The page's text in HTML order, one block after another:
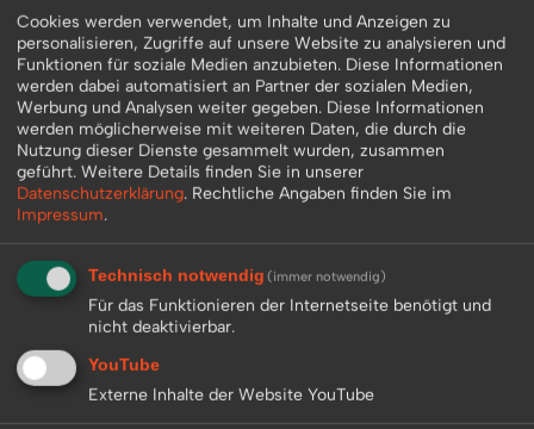
Cookies werden verwendet, um Inhalte und Anzeigen zu
personalisieren, Zugriffe auf unsere Website zu analysieren und
Funktionen für soziale Medien anzubieten. Diese Informationen
werden dabei automatisiert an Partner der sozialen Medien,
Werbung und Analysen weiter gegeben. Diese Informationen
werden möglicherweise mit weiteren Daten, die durch die
Nutzung dieser Dienste gesammelt wurden, zusammen
geführt. Weitere Details finden Sie in unserer
Datenschutzerklärung. Rechtliche Angaben finden Sie im
Impressum.
Technisch notwendig (immer notwendig)
Für das Funktionieren der Internetseite benötigt und
nicht deaktivierbar.
YouTube
Externe Inhalte der Website YouTube